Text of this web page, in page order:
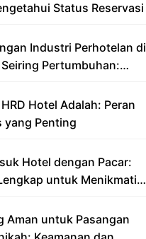
Status Reservasi
Industri Perhotelan di
Pertumbuhan:
Hotel Adalah: Peran
yang Penting
Hotel dengan Pacar:
untuk Menikmati
Aman untuk Pasangan